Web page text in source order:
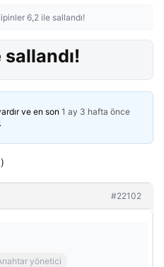
6,2 ile sallandı!
ve en son 1 ay 3 hafta önce
#22102
yönetici